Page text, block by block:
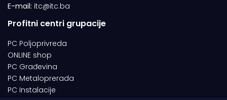
E-mail: itc@itc.ba
Profitni centri grupacije
PC Poljoprivreda
ONLINE shop
PC Građevina
PC Metaloprerada
PC Instalacije